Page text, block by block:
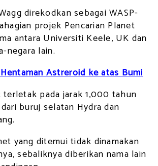
direkodkan sebagai WASP-
projek Pencarian Planet
antara Universiti Keele, UK dan
negara lain.
Astreroid ke atas Bumi
pada jarak 1,000 tahun
buruj selatan Hydra dan
yang ditemui tidak dinamakan
sebaliknya diberikan nama lain